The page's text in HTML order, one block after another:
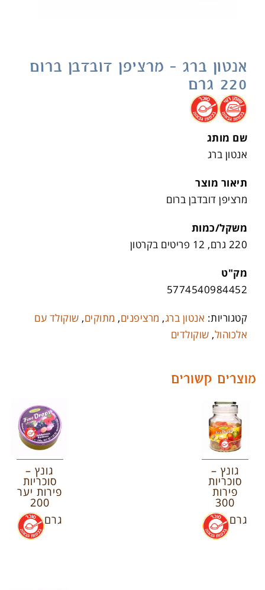
אנטון ברג – מרציפן דובדבן ברום
220 גרם
.
.
שם מותג
אנטון ברג
תיאור מוצר
מרציפן דובדבן ברום
משקל/כמות
220 גרם, 12 פריטים בקרטון
מק"ט
5774540984452
קטגוריות: אנטון ברג, מרציפנים, מתוקים, שוקולד עם
אלכוהול, שוקולדים
מוצרים קשורים
גונץ –
סוכריות
פירות
300
גרם
.
גונץ –
סוכריות
פירות יער
200
גרם
.